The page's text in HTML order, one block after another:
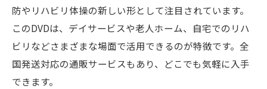
防やリハビリ体操の新しい形として注目されています。
このDVDは、デイサービスや老人ホーム、自宅でのリハ
ビリなどさまざまな場面で活用できるのが特徴です。全
国発送対応の通販サービスもあり、どこでも気軽に入手
できます。